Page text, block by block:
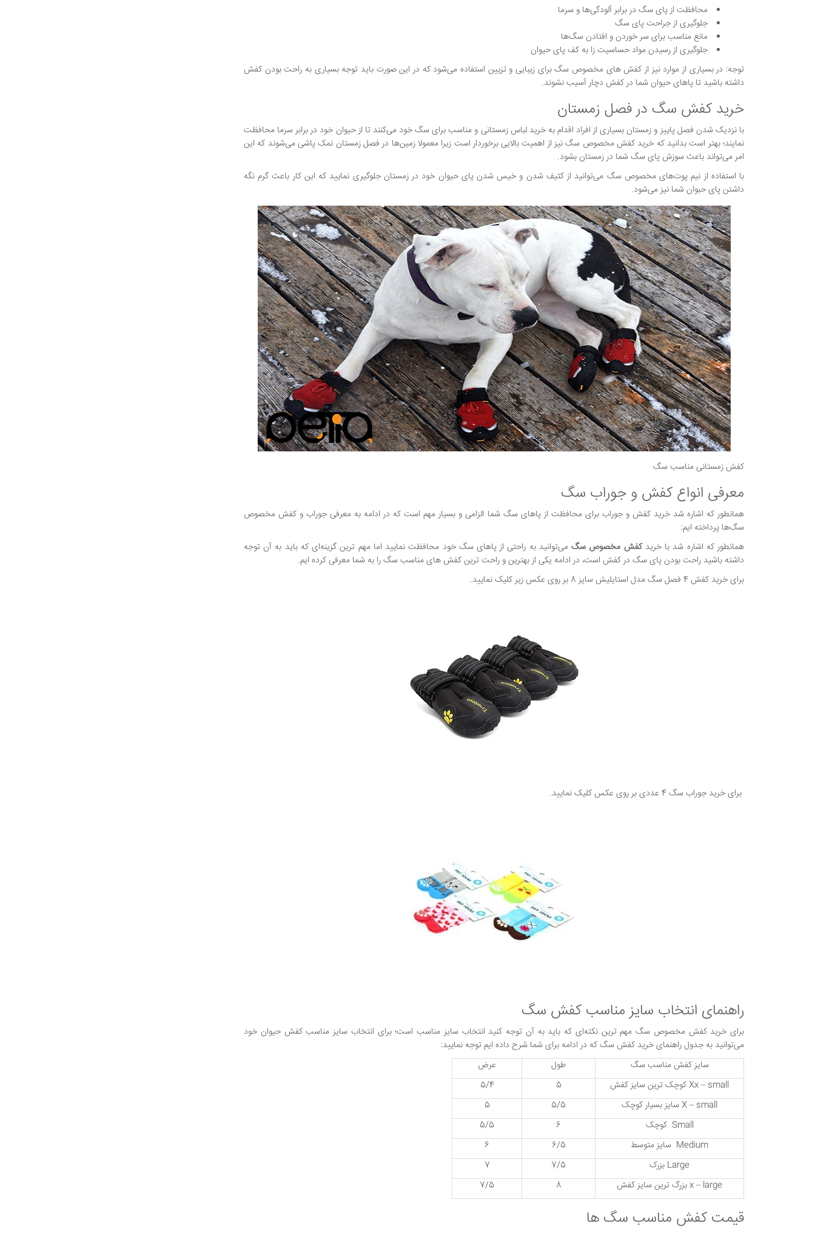
محافظت از پای سگ در برابر آلودگی‌ها و سرما
جلوگیری از جراحت پای سگ
مانع مناسب برای سر خوردن و افتادن سگ‌ها
جلوگیری از رسیدن مواد حساسیت زا به کف پای حیوان
توجه: در بسیاری از موارد نیز از کفش های مخصوص سگ برای زیبایی و تزیین استفاده می‌شود که در این صورت باید توجه بسیاری به راحت بودن کفش
داشته باشید تا پاهای حیوان شما در کفش دچار آسیب نشوند.
خرید کفش سگ در فصل زمستان
با نزدیک شدن فصل پاییز و زمستان بسیاری از افراد اقدام به خرید لباس زمستانی و مناسب برای سگ خود می‌کنند تا از حیوان خود در برابر سرما محافظت
نمایند؛ بهتر است بدانید که خرید کفش مخصوص سگ نیز از اهمیت بالایی برخوردار است زیرا معمولا زمین‌ها در فصل زمستان نمک پاشی می‌شوند که این
امر می‌تواند باعث سوزش پای سگ شما در زمستان بشود.
با استفاده از نیم پوت‌های مخصوص سگ می‌توانید از کثیف شدن و خیس شدن پای حیوان خود در زمستان جلوگیری نمایید که این کار باعث گرم نگه
داشتن پای حبوان شما نیز می‌شود.
کفش زمستانی مناسب سگ
معرفی انواع کفش و جوراب سگ
همانطور که اشاره شد خرید کفش و جوراب برای محافظت از پاهای سگ شما الزامی و بسیار مهم است که در ادامه به معرفی جوراب و کفش مخصوص
سگ‌ها پرداخته ایم:
همانطور که اشاره شد با خریدکفش مخصوص سگمی‌توانید به راحتی از پاهای سگ خود محافظت نمایید اما مهم ترین گزینه‌ای که باید به آن توجه
داشته باشید راحت بودن پای سگ در کفش است، در ادامه یکی از بهترین و راحت ترین کفش های مناسب سگ را به شما معرفی کرده ایم.
برای خرید کفش 4 فصل سگ مدل استایلیش سایز 8 بر روی عکس زیر کلیک نمایید.
برای خرید جوراب سگ 4 عددی بر روی عکس کلیک نمایید.
راهنمای انتخاب سایز مناسب کفش سگ
برای خرید کفش مخصوص سگ مهم ترین نکته‌ای که باید به آن توجه کنید انتخاب سایز مناسب است؛ برای انتخاب سایز مناسب کفش حیوان خود
می‌توانید به جدول راهنمای خرید کفش سگ که در ادامه برای شما شرح داده ایم توجه نمایید:
سایز کفش مناسب سگ
طول
عرض
Xx – small کوچک ترین سایز کفش
5
5/4
X – small سایز بسیار کوچک
5/5
5
Small کوچک
6
5/5
Medium سایز متوسط
6/5
6
Large بزرک
7/5
7
x – large بزرگ ترین سایز کفش
8
7/5
قیمت کفش مناسب سگ ها